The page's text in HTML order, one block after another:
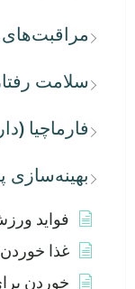
سلامت
فارماچیا
فواید
غذا
خوردن